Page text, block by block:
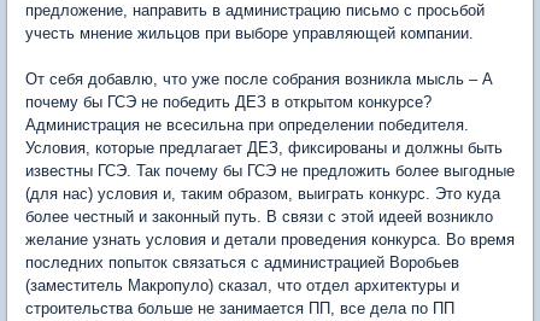
предложение, направить в администрацию письмо с просьбой
учесть мнение жильцов при выборе управляющей компании.
От себя добавлю, что уже после собрания возникла мысль – А
почему бы ГСЭ не победить ДЕЗ в открытом конкурсе?
Администрация не всесильна при определении победителя.
Условия, которые предлагает ДЕЗ, фиксированы и должны быть
известны ГСЭ. Так почему бы ГСЭ не предложить более выгодные
(для нас) условия и, таким образом, выиграть конкурс. Это куда
более честный и законный путь. В связи с этой идеей возникло
желание узнать условия и детали проведения конкурса. Во время
последних попыток связаться с администрацией Воробьев
(заместитель Макропуло) сказал, что отдел архитектуры и
строительства больше не занимается ПП, все дела по ПП